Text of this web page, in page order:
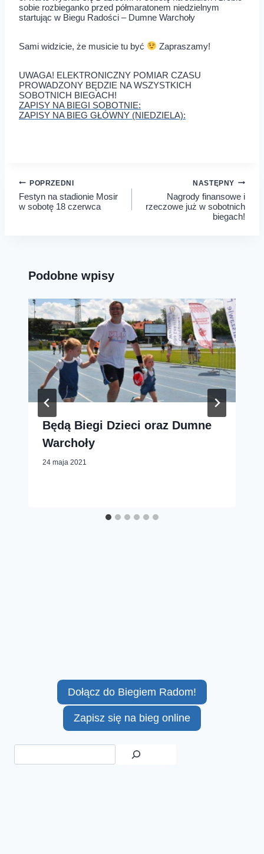
sobie rozbieganko przed półmaratonem niedzielnym
startując w Biegu Radości – Dumne Warchoły
Sami widzicie, że musicie tu być Zapraszamy!
UWAGA! ELEKTRONICZNY POMIAR CZASU
PROWADZONY BĘDZIE NA WSZYSTKICH
SOBOTNICH BIEGACH!
ZA­PISY NA BIEGI SO­BOTNIE:
ZA­PISY NA BIEG GŁÓWNY (NIE­DZIELA):
Nawigacja
wpisu
POPRZEDNI
Festyn na stadionie Mosir
w sobotę 18 czerwca
NASTĘPNY
Nagrody finansowe i
rzeczowe już w sobotnich
biegach!
Podobne wpisy
Będą Biegi Dzieci oraz Dumne
Warchoły
24 maja 2021
Dołącz do Biegiem Radom!
Zapisz się na bieg online
Szukaj